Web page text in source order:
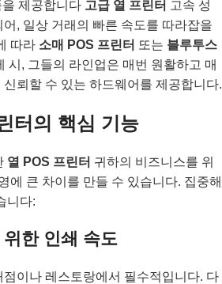
제공합니다 고급 열 프린터 고속 성
, 일상 거래의 빠른 속도를 따라잡을
따라 소매 POS 프린터 또는 블루투스
시, 그들의 라인업은 매번 원활하고 매
뢰할 수 있는 하드웨어를 제공합니다.
터의 핵심 기능
열 POS 프린터 귀하의 비즈니스를 위
에 큰 차이를 만들 수 있습니다. 집중해
니다:
한 인쇄 속도
이나 레스토랑에서 필수적입니다. 다